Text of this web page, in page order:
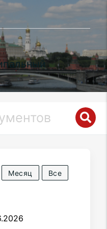
Богородское
Месяц Все